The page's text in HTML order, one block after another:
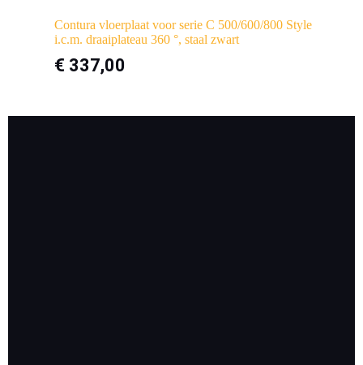
Contura vloerplaat voor serie C 500/600/800 Style
i.c.m. draaiplateau 360 °, staal zwart
€ 337,00